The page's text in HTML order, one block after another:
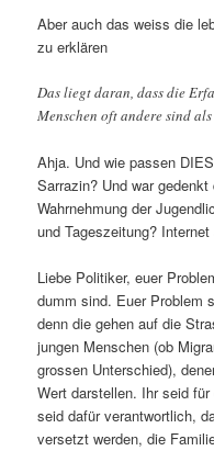
Aber auch das weiss die
zu erklären
Das liegt daran, dass die
Menschen oft andere sind
Ahja. Und wie passen
Sarrazin? Und war
Wahrnehmung der
und Tageszeitung?
Liebe Politiker, euer
dumm sind. Euer Problem
denn die gehen auf die
jungen Menschen (ob
grossen Unterschied),
Wert darstellen. Ihr seid
seid dafür verantwortlich,
versetzt werden, die